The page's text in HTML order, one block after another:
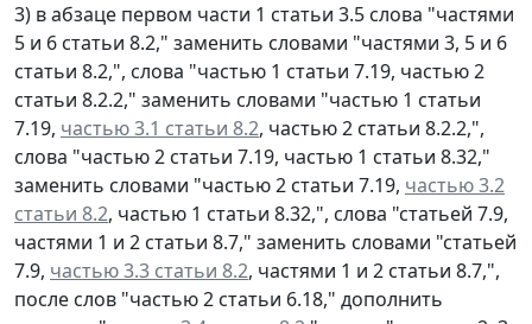
3) в абзаце первом части 1 статьи 3.5 слова "частями
5 и 6 статьи 8.2," заменить словами "частями 3, 5 и 6
статьи 8.2,", слова "частью 1 статьи 7.19, частью 2
статьи 8.2.2," заменить словами "частью 1 статьи
7.19, частью 3.1 статьи 8.2, частью 2 статьи 8.2.2,",
слова "частью 2 статьи 7.19, частью 1 статьи 8.32,"
заменить словами "частью 2 статьи 7.19, частью 3.2
статьи 8.2, частью 1 статьи 8.32,", слова "статьей 7.9,
частями 1 и 2 статьи 8.7," заменить словами "статьей
7.9, частью 3.3 статьи 8.2, частями 1 и 2 статьи 8.7,",
после слов "частью 2 статьи 6.18," дополнить